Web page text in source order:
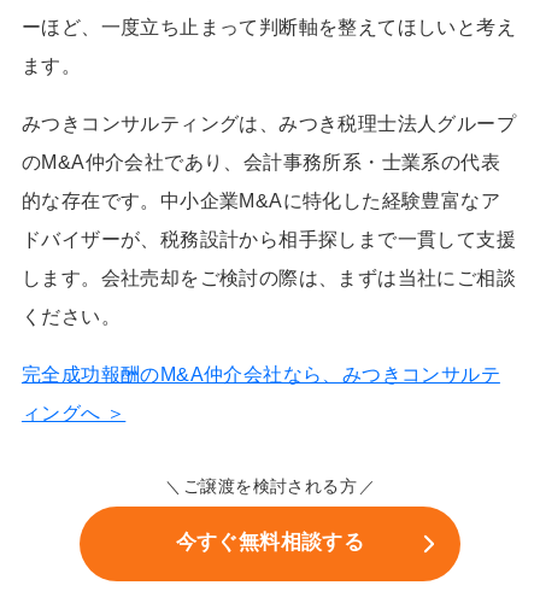
ーほど、一度立ち止まって判断軸を整えてほしいと考え
ます。
みつきコンサルティングは、みつき税理士法人グループ
のM&A仲介会社であり、会計事務所系・士業系の代表
的な存在です。中小企業M&Aに特化した経験豊富なア
ドバイザーが、税務設計から相手探しまで一貫して支援
します。会社売却をご検討の際は、まずは当社にご相談
ください。
完全成功報酬のM&A仲介会社なら、みつきコンサルテ
ィングへ ＞
ご譲渡を検討される方
今すぐ無料相談する